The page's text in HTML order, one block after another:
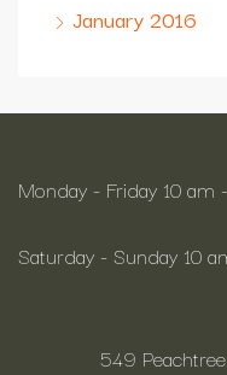
January 2016
Monday - Friday 10 am
Saturday - Sunday 10
549